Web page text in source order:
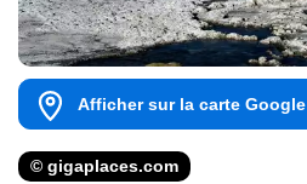
Afficher sur la carte Google
© gigaplaces.com